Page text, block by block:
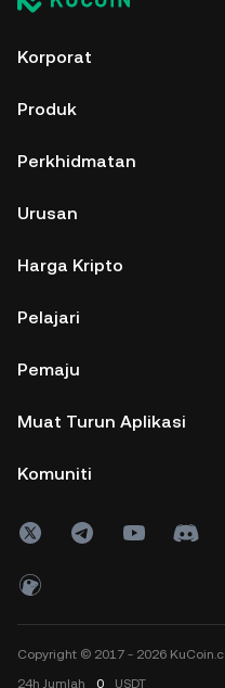
Korporat
Produk
Perkhidmatan
Urusan
Harga Kripto
Pelajari
Pemaju
Muat Turun Aplikasi
Komuniti
Copyright © 2017 - 2026
24h Jumlah 0 USDT